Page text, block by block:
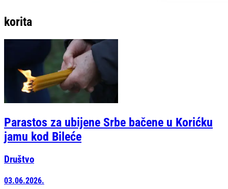
korita
Parastos za ubijene Srbe bačene u Korićku
jamu kod Bileće
Društvo
03.06.2026.